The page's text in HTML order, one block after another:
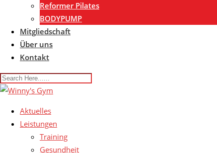
Reformer Pilates
BODYPUMP
Mitgliedschaft
Über uns
Kontakt
Aktuelles
Leistungen
Training
Gesundheit